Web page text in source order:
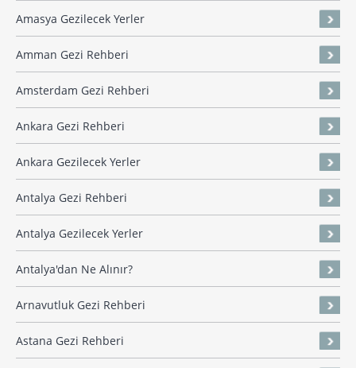
Amasya Gezilecek Yerler
Amman Gezi Rehberi
Amsterdam Gezi Rehberi
Ankara Gezi Rehberi
Ankara Gezilecek Yerler
Antalya Gezi Rehberi
Antalya Gezilecek Yerler
Antalya'dan Ne Alınır?
Arnavutluk Gezi Rehberi
Astana Gezi Rehberi